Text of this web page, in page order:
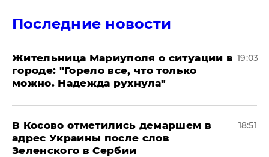
Последние новости
Жительница Мариуполя о ситуации в
городе: "Горело все, что только
можно. Надежда рухнула"
19:03
В Косово отметились демаршем в
адрес Украины после слов
Зеленского в Сербии
18:51